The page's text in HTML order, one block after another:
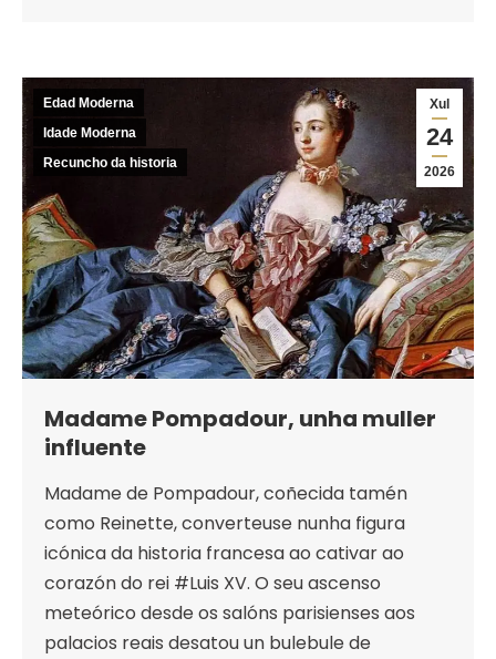
Xul
24
2026
Edad Moderna
Idade Moderna
Recuncho da historia
Madame Pompadour, unha muller
influente
Madame de Pompadour, coñecida tamén
como Reinette, converteuse nunha figura
icónica da historia francesa ao cativar ao
corazón do rei #Luis XV. O seu ascenso
meteórico desde os salóns parisienses aos
palacios reais desatou un bulebule de